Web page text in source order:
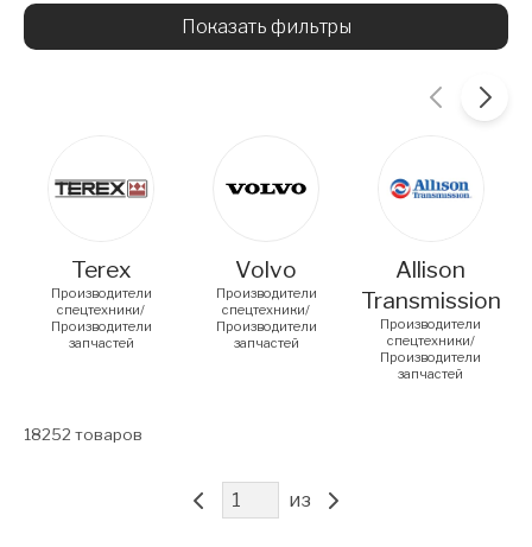
Показать фильтры
Terex
Производители
спецтехники/
Производители
запчастей
Volvo
Производители
спецтехники/
Производители
запчастей
Allison
Transmission
Производители
спецтехники/
Производители
запчастей
18252 товаров
из